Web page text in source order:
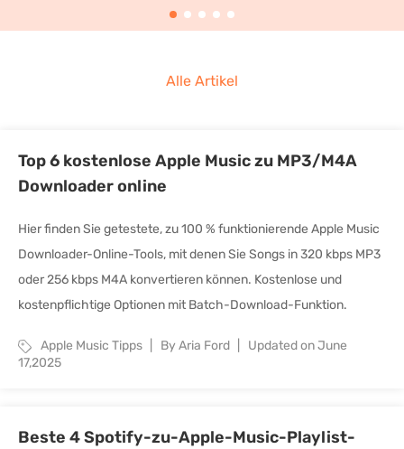
Alle Artikel
Top 6 kostenlose Apple Music zu MP3/M4A
Downloader online
Hier finden Sie getestete, zu 100 % funktionierende Apple Music
Downloader-Online-Tools, mit denen Sie Songs in 320 kbps MP3
oder 256 kbps M4A konvertieren können. Kostenlose und
kostenpflichtige Optionen mit Batch-Download-Funktion.
Apple Music Tipps By Aria Ford
Updated on June
17,2025
Beste 4 Spotify-zu-Apple-Music-Playlist-